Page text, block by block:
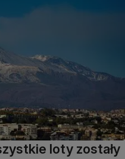
loty zostały